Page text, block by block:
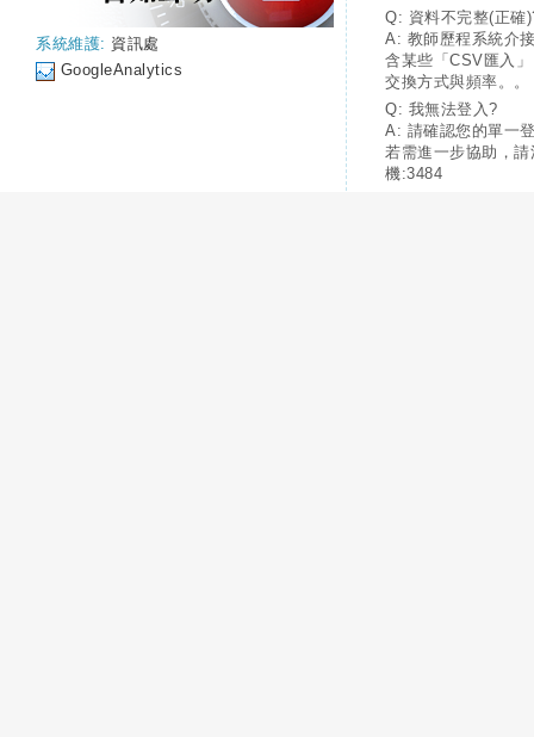
系統維護: 資訊處
GoogleAnalytics
Q: 資料不完整(正確
A: 教師歷程系統介
含某些「CSV匯入
交換方式與頻率。。
Q: 我無法登入?
A: 請確認您的單一
若需進一步協助，
機:3484